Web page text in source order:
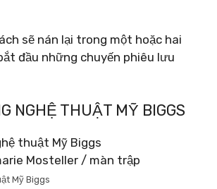
sẽ nán lại trong một hoặc hai
đầu những chuyến phiêu lưu
NGHỆ THUẬT MỸ BIGGS
Mosteller / màn trập
Mỹ Biggs